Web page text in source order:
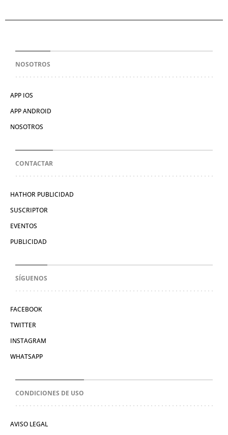
NOSOTROS
APP IOS
APP ANDROID
NOSOTROS
CONTACTAR
HATHOR PUBLICIDAD
SUSCRIPTOR
EVENTOS
PUBLICIDAD
SÍGUENOS
FACEBOOK
TWITTER
INSTAGRAM
WHATSAPP
CONDICIONES DE USO
AVISO LEGAL